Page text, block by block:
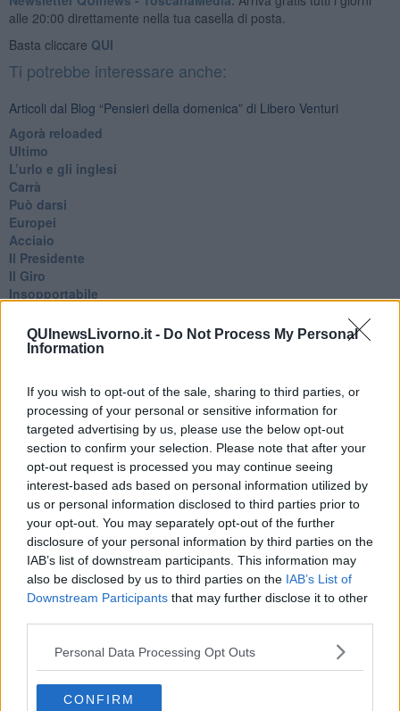
QUInewsLivorno.it - Do Not Process My Personal
Information
If you wish to opt-out of the sale, sharing to third parties, or
processing of your personal or sensitive information for
targeted advertising by us, please use the below opt-out
section to confirm your selection. Please note that after your
opt-out request is processed you may continue seeing
interest-based ads based on personal information utilized by
us or personal information disclosed to third parties prior to
your opt-out. You may separately opt-out of the further
disclosure of your personal information by third parties on the
IAB’s list of downstream participants. This information may
also be disclosed by us to third parties on the IAB’s List of
Downstream Participants that may further disclose it to other
Personal Data Processing Opt Outs
CONFIRM
alle 20:00 direttamente nella tua casella di posta.
Basta cliccare QUI
Ti potrebbe interessare anche:
Articoli dal Blog “Pensieri della domenica” di Libero Venturi
​Agorà reloaded
Ultimo
​L’urlo e gli inglesi
Carrà
Può darsi
Europei
Acciaio
Il Presidente
​Il Giro
Insopportabile
Luana
​Ci vuole Fedez
Esternazioni
Vaxzevria
Nazionali
​Ricorrenze e celebrazioni
Marte
​Crapa pelada
​I soliti noti
Arie
​Vaccine Easing
No profit
Dragonheart
Con-ter?
L'amico
​L’anno del vaccino
Giulio Regeni